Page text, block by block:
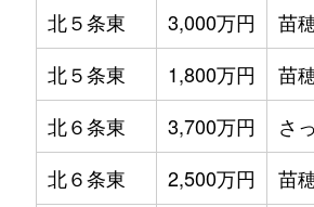
北５条東
3,000万円 苗
北５条東
1,800万円 苗
北６条東
3,700万円 さ
北６条東
2,500万円 苗